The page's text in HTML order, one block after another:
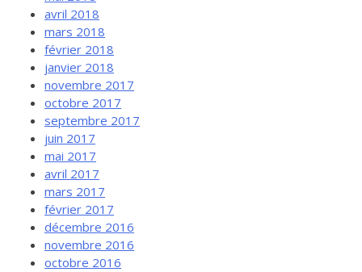
avril 2018
mars 2018
février 2018
janvier 2018
novembre 2017
octobre 2017
septembre 2017
juin 2017
mai 2017
avril 2017
mars 2017
février 2017
décembre 2016
novembre 2016
octobre 2016